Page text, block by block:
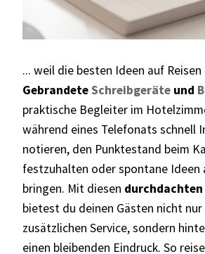
... weil die besten Ideen auf
GebrandeteSchreibgeräte und
praktische Begleiter im
während eines Telefonats schnell
notieren, den Punktestand beim
festzuhalten oder spontane Ideen
bringen. Mit diesen
bietest du deinen Gästen nicht nur
zusätzlichen Service, sondern
einen bleibenden Eindruck. So